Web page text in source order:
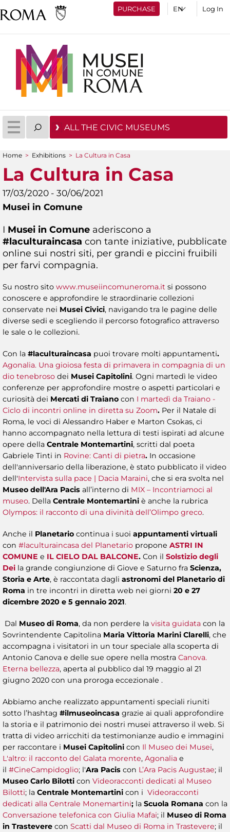
PURCHASE Log In
ALL THE CIVIC MUSEUMS
You are here
Home > Exhibitions > La Cultura in Casa
La Cultura in Casa
17/03/2020 - 30/06/2021
Musei in Comune
I Musei in Comune aderiscono a
#laculturaincasa con tante iniziative, pubblicate
online sui nostri siti, per grandi e piccini fruibili
per farvi compagnia.
Su nostro sito www.museiincomuneroma.it si possono
conoscere e approfondire le straordinarie collezioni
conservate nei Musei Civici, navigando tra le pagine delle
diverse sedi e scegliendo il percorso fotografico attraverso
le sale o le collezioni.
Con la #laculturaincasa puoi trovare molti appuntamenti.
Agonalia. Una gioiosa festa di primavera in compagnia di un
dio tenebroso dei Musei Capitolini. Ogni martedì le video
conferenze per approfondire mostre o aspetti particolari e
curiosità dei Mercati di Traiano con I martedì da Traiano -
Ciclo di incontri online in diretta su Zoom. Per il Natale di
Roma, le voci di Alessandro Haber e Marton Csokas, ci
hanno accompagnato nella lettura di testi ispirati ad alcune
opere della Centrale Montemartini, scritti dal poeta
Gabriele Tinti in ​ Rovine: Canti di pietra. In occasione
dell'anniversario della liberazione, è stato pubblicato il video
dell'Intervista sulla pace | Dacia Maraini, che si era svolta nel
Museo dell'Ara Pacis all’interno di MIX – Incontriamoci al
museo. Della Centrale Montemartini è anche la rubrica
Olympos: il racconto di una divinità dell’Olimpo greco.
Anche il Planetario continua i suoi appuntamenti virtuali
con #laculturaincasa del Planetario propone ASTRI IN
COMUNE e IL CIELO DAL BALCONE. Con il Solstizio degli
Dei la grande congiunzione di Giove e Saturno fra Scienza,
Storia e Arte, è raccontata dagli astronomi del Planetario di
Roma in tre incontri in diretta web nei giorni 20 e 27
dicembre 2020 e 5 gennaio 2021.
Dal Museo di Roma, da non perdere la visita guidata con la
Sovrintendente Capitolina Maria Vittoria Marini Clarelli, che
accompagna i visitatori in un tour speciale alla scoperta di
Antonio Canova e delle sue opere nella mostra Canova.
Eterna bellezza, aperta al pubblico dal 19 maggio al 21
giugno 2020 con una proroga eccezionale .
Abbiamo anche realizzato appuntamenti speciali riuniti
sotto l’hashtag #ilmuseoincasa grazie ai quali approfondire
la storia e il patrimonio dei nostri musei attraverso il web. Si
tratta di video arricchiti da testimonianze audio e immagini
per raccontare i Musei Capitolini con Il Museo dei Musei,
L'altro: il racconto del Galata morente, Agonalia e
il #CineCampidoglio; l'Ara Pacis con L’Ara Pacis Augustae; il
Museo Carlo Bilotti con Videoracconti dedicati al Museo
Bilotti; la Centrale Montemartini con i Videoracconti
dedicati alla Centrale Monemartini; la Scuola Romana con la
Conversazione telefonica con Giulia Mafai; il Museo di Roma
in Trastevere con Scatti dal Museo di Roma in Trastevere; il